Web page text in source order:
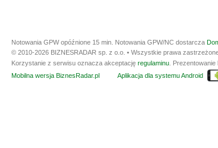
Notowania GPW opóźnione 15 min. Notowania GPW/NC dostarcza
© 2010-2026 BIZNESRADAR sp. z o.o. • Wszystkie prawa
Korzystanie z serwisu oznacza akceptację regulaminu .
Mobilna wersja BiznesRadar.pl
Aplikacja dla systemu Android